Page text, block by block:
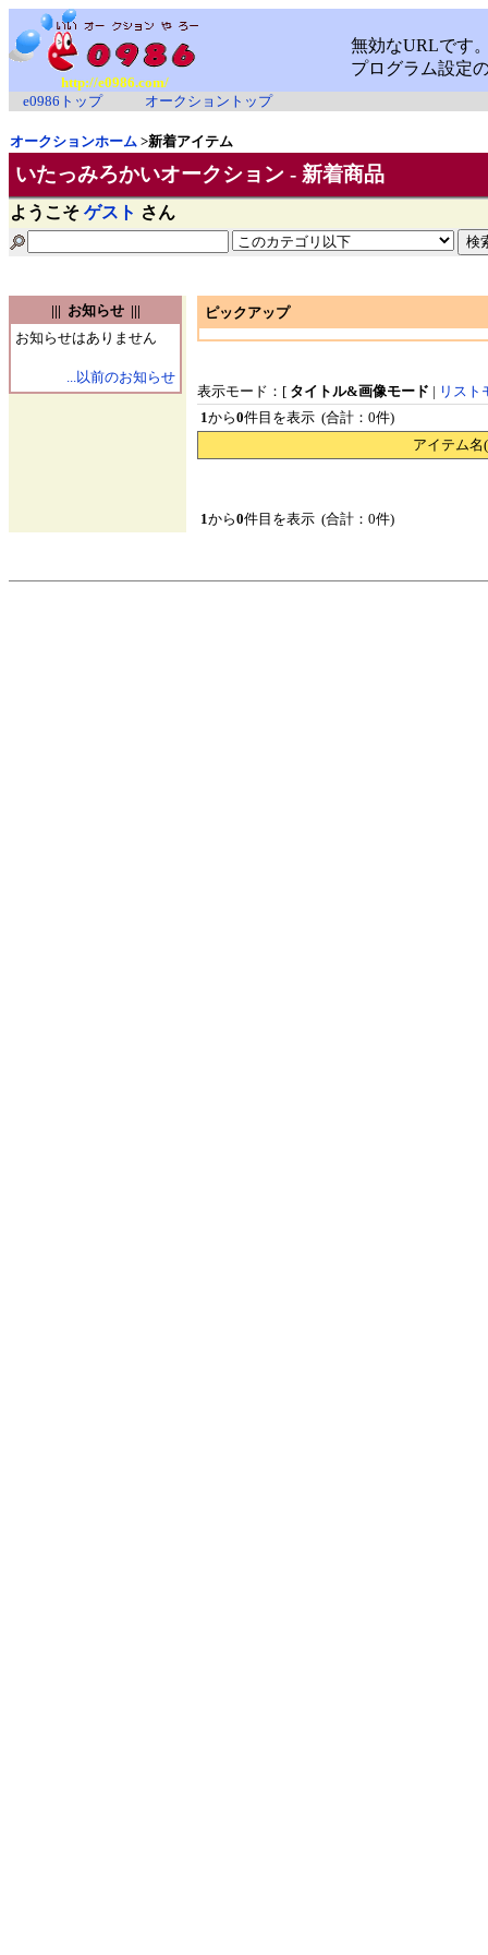
http://e0986.com/
e0986トップ
オークショントップ
オークションホーム >新着アイテム
いたっみろかいオークション - 新着商品
ようこそ ゲスト さん
||| お知らせ |||
お知らせはありません
...以前のお知らせ
ピックアップ
表示モード：[ タイトル&画像モード | リスト
1から0件目を表示 (合計：0件)
アイテム名
1から0件目を表示 (合計：0件)